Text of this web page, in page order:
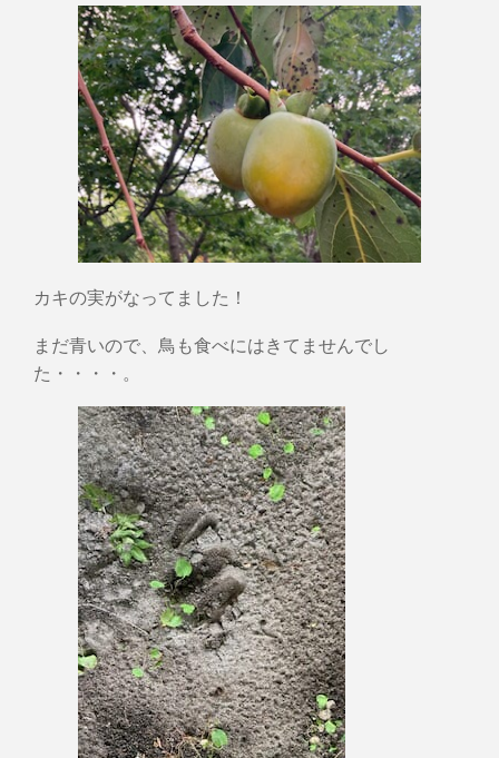
カキの実がなってました！
まだ青いので、鳥も食べにはきてませんでし
た・・・・。